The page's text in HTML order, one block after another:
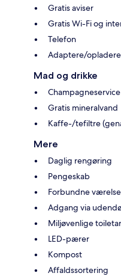
Gratis aviser
Gratis Wi-Fi og
Telefon
Adaptere/opladere
Mad og drikke
Champagneservice
Gratis mineralvand
Kaffe-/tefiltre
Mere
Daglig rengøring
Pengeskab
Forbundne
Adgang via
Miljøvenlige
LED-pærer
Kompost
Affaldssortering